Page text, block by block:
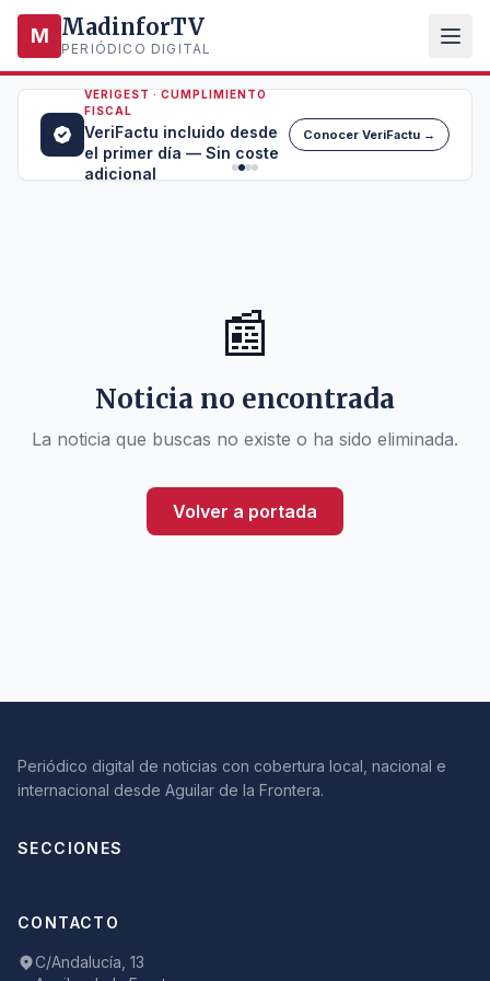
M MadinforTV
PERIÓDICO DIGITAL
VERIGEST · CUMPLIMIENTO
FISCAL
VeriFactu incluido desde
el primer día — Sin coste
adicional
Conocer VeriFactu →
📰
Noticia no encontrada
La noticia que buscas no existe o ha sido eliminada.
Volver a portada
Periódico digital de noticias con cobertura local, nacional e
internacional desde Aguilar de la Frontera.
SECCIONES
CONTACTO
C/Andalucía, 13